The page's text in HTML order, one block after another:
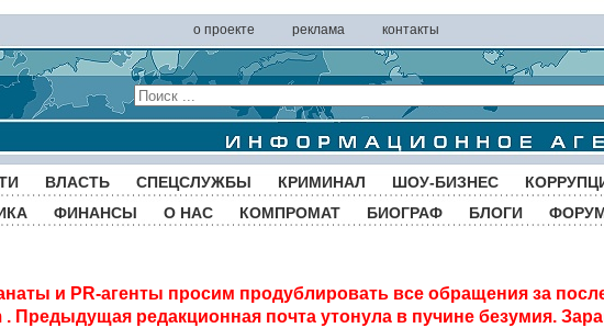
о проекте реклама контакты
ВЛАСТЬ СПЕЦСЛУЖБЫ КРИМИНАЛ ШОУ-БИЗНЕС
ФИНАНСЫ О НАС КОМПРОМАТ БИОГРАФ БЛОГИ
и PR-агенты просим продублировать все обращения за
. Предыдущая редакционная почта утонула в пучине безумия.